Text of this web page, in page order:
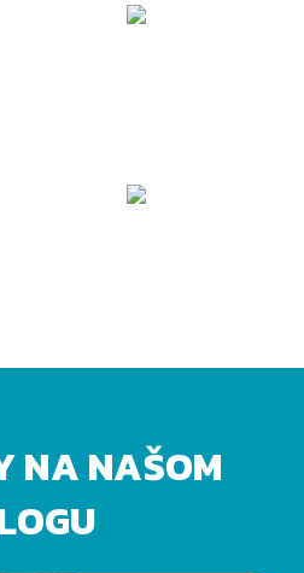
NA NAŠOM